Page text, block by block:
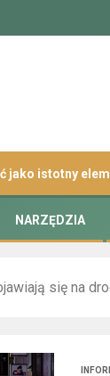
element
NARZĘDZIA
się na